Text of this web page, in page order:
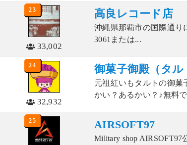
23
33,002
高良レコード店
沖縄県那覇市の国際通り
3061または...
24
32,932
御菓子御殿（タル
元祖紅いもタルトの御菓
かい？あるかい？♪無料
25 AIRSOFT97
Military shop AIRSOFT97